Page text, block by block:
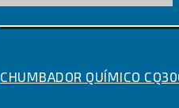
CHUMBADOR QUÍMICO